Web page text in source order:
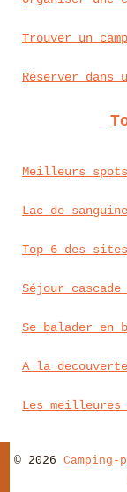
Trouver un
Réserver dans
Meilleurs
Lac de
Top 6 des
Séjour
Se balader en
A la
Les
© 2026